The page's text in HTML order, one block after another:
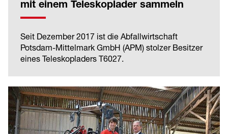
mit einem Teleskoplader sammeln
Seit Dezember 2017 ist die Abfallwirtschaft
Potsdam-Mittelmark GmbH (APM) stolzer Besitzer
eines Teleskopladers T6027.